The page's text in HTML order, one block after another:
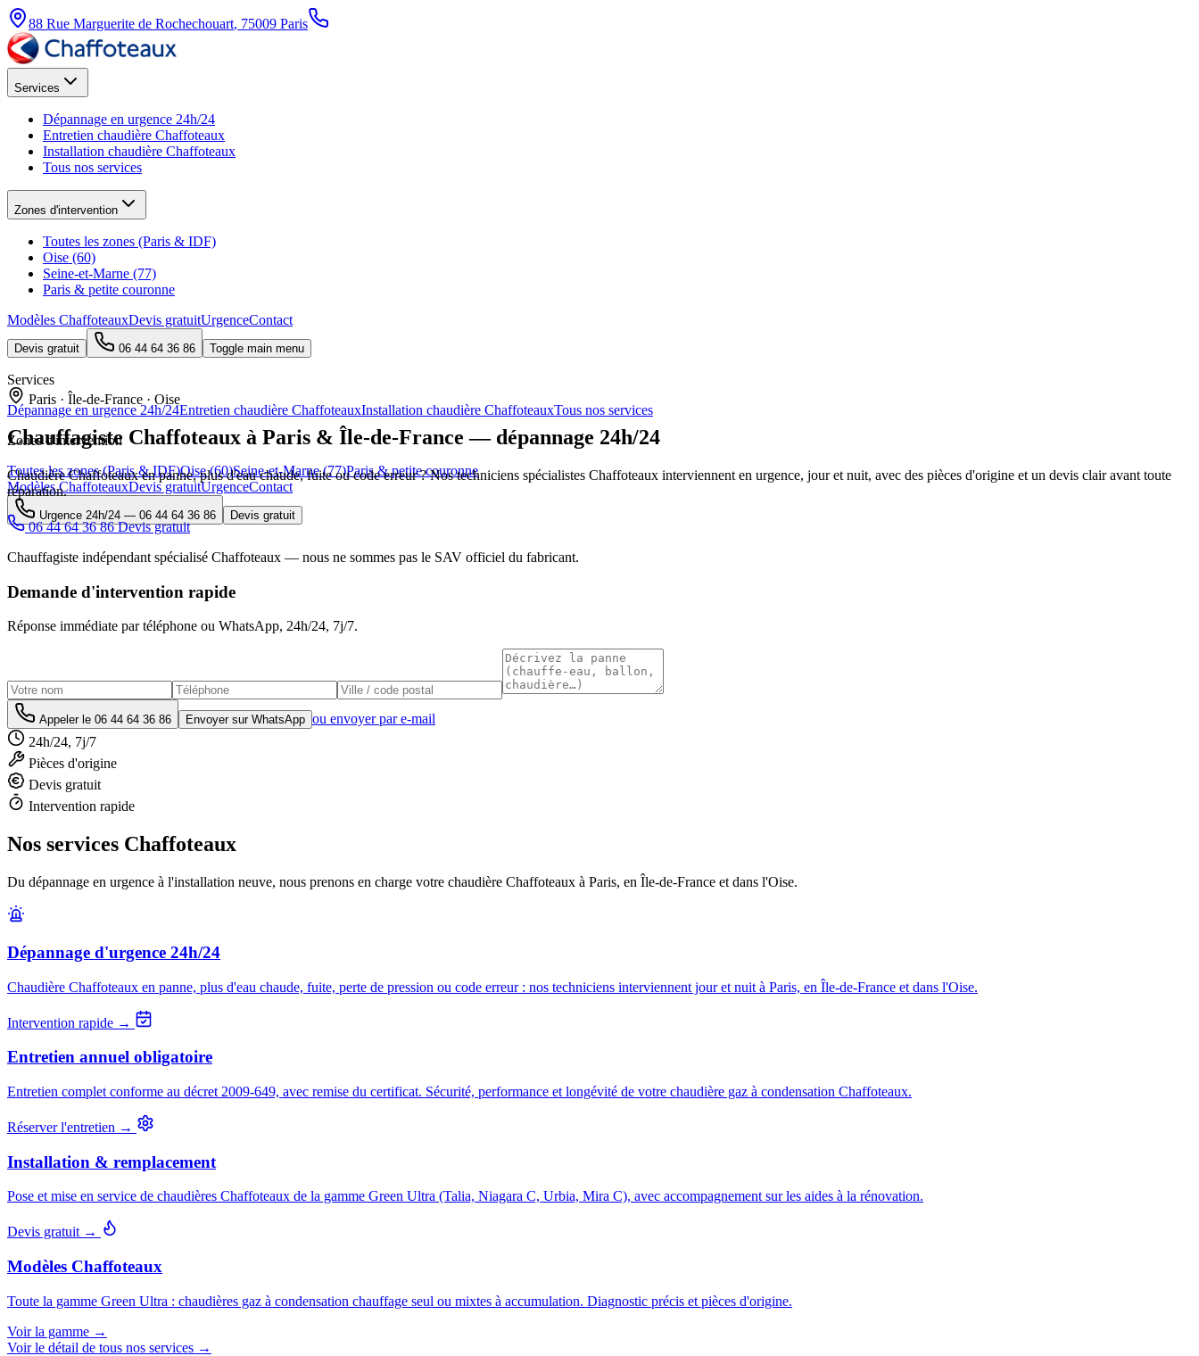
88 Rue Marguerite de Rochechouart, 75009 Paris
Services
Dépannage en urgence 24h/24
Entretien chaudière Chaffoteaux
Installation chaudière Chaffoteaux
Tous nos services
Zones d'intervention
Toutes les zones (Paris & IDF)
Oise (60)
Seine-et-Marne (77)
Paris & petite couronne
Modèles ChaffoteauxDevis gratuitUrgenceContact
Devis gratuit 06 44 64 36 86 Toggle main menu
Services
Dépannage en urgence 24h/24Entretien chaudière ChaffoteauxInstallation chaudière ChaffoteauxTous nos services
Zones d'intervention
Toutes les zones (Paris & IDF)Oise (60)Seine-et-Marne (77)Paris & petite couronne
Modèles ChaffoteauxDevis gratuitUrgenceContact
Urgence 24h/24 — 06 44 64 36 86 Devis gratuit
Paris · Île-de-France · Oise
Chauffagiste Chaffoteaux à Paris & Île-de-France — dépannage 24h/24
Chaudière Chaffoteaux en panne, plus d'eau chaude, fuite ou code erreur ? Nos techniciens spécialistes Chaffoteaux interviennent en urgence, jour et nuit, avec des pièces d'origine et un devis clair avant toute
réparation.
06 44 64 36 86Devis gratuit
Chauffagiste indépendant spécialisé Chaffoteaux — nous ne sommes pas le SAV officiel du fabricant.
Demande d'intervention rapide
Réponse immédiate par téléphone ou WhatsApp, 24h/24, 7j/7.
Appeler le 06 44 64 36 86 Envoyer sur WhatsApp ou envoyer par e-mail
24h/24, 7j/7
Pièces d'origine
Devis gratuit
Intervention rapide
Nos services Chaffoteaux
Du dépannage en urgence à l'installation neuve, nous prenons en charge votre chaudière Chaffoteaux à Paris, en Île-de-France et dans l'Oise.
Dépannage d'urgence 24h/24
Chaudière Chaffoteaux en panne, plus d'eau chaude, fuite, perte de pression ou code erreur : nos techniciens interviennent jour et nuit à Paris, en Île-de-France et dans l'Oise.
Intervention rapide →
Entretien annuel obligatoire
Entretien complet conforme au décret 2009-649, avec remise du certificat. Sécurité, performance et longévité de votre chaudière gaz à condensation Chaffoteaux.
Réserver l'entretien →
Installation & remplacement
Pose et mise en service de chaudières Chaffoteaux de la gamme Green Ultra (Talia, Niagara C, Urbia, Mira C), avec accompagnement sur les aides à la rénovation.
Devis gratuit →
Modèles Chaffoteaux
Toute la gamme Green Ultra : chaudières gaz à condensation chauffage seul ou mixtes à accumulation. Diagnostic précis et pièces d'origine.
Voir la gamme →
Voir le détail de tous nos services →